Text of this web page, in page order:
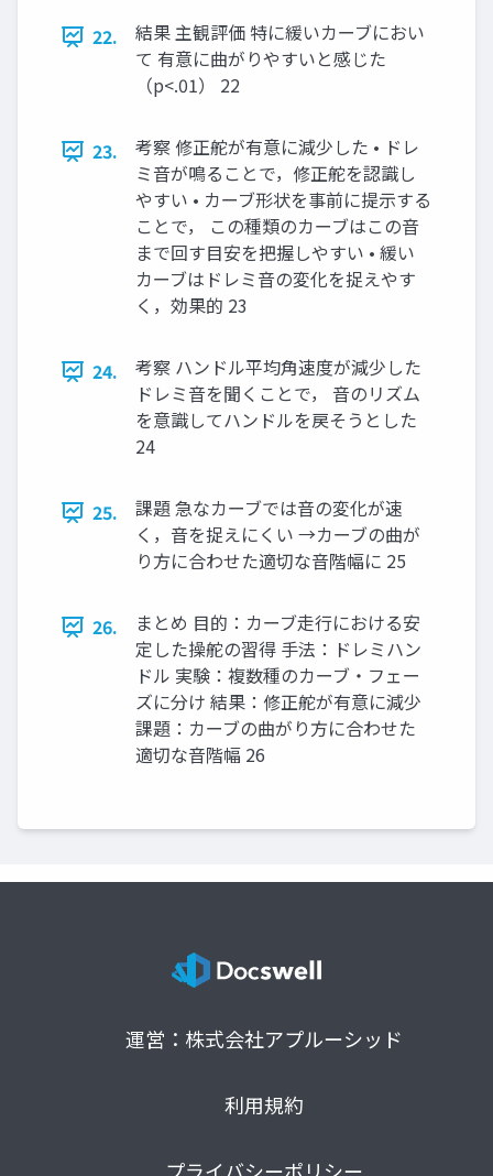
22.
結果 主観評価 特に緩いカーブにおい
て 有意に曲がりやすいと感じた
（p<.01） 22
23.
考察 修正舵が有意に減少した • ドレ
ミ⾳が鳴ることで，修正舵を認識し
やすい • カーブ形状を事前に提⽰する
ことで， この種類のカーブはこの⾳
まで回す⽬安を把握しやすい • 緩い
カーブはドレミ⾳の変化を捉えやす
く，効果的 23
24.
考察 ハンドル平均⾓速度が減少した
ドレミ⾳を聞くことで， ⾳のリズム
を意識してハンドルを戻そうとした
24
25.
課題 急なカーブでは⾳の変化が速
く，⾳を捉えにくい →カーブの曲が
り⽅に合わせた適切な⾳階幅に 25
26.
まとめ ⽬的：カーブ⾛⾏における安
定した操舵の習得 ⼿法：ドレミハン
ドル 実験：複数種のカーブ・フェー
ズに分け 結果：修正舵が有意に減少
課題：カーブの曲がり⽅に合わせた
適切な⾳階幅 26
運営：株式会社アプルーシッド
利用規約